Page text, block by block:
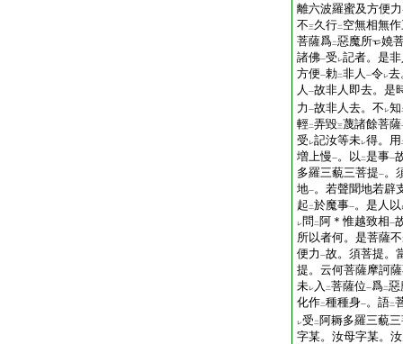
離六波羅蜜及方便力
不三久行二 空無相無
菩薩爲二惡魔所
嬈
諸佛一受 レ記者。是
方便一勅二非人 一令レ去
人 一故非人即去。是
力 一故非人去。不 レ知
輕二弄毀三蔑諸餘菩薩
受 レ記汝等未レ得。用
増上慢一。以 二是事一
多羅三藐三菩提一。
地一。若聲聞地若辟
起 二於魔事一。是人以
レ問 二 阿＊惟越致相一
所以者何。是菩薩不
便力 一故。須菩提。
提。云何菩薩摩訶
未レ 入 二菩薩位一爲二惡
化作二種種身一。語二
レ受 二 阿耨多羅三藐
字某。汝母字某。